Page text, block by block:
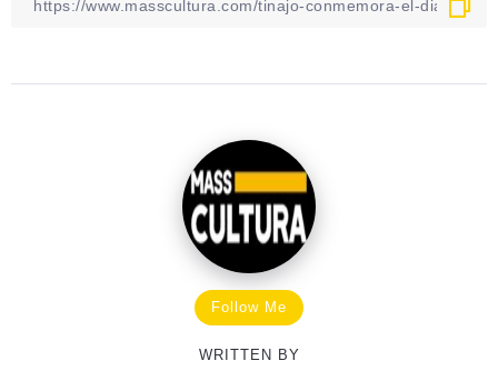
Follow Me
WRITTEN BY